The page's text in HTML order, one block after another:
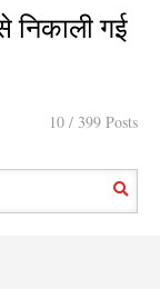
निकाली गई
10 / 399 Posts